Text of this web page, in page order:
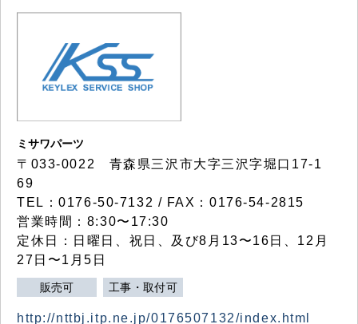
ミサワパーツ
〒033-0022 青森県三沢市大字三沢字堀口17-1
69
TEL：0176-50-7132 / FAX：0176-54-2815
営業時間：8:30〜17:30
定休日：日曜日、祝日、及び8月13〜16日、12月
27日〜1月5日
販売可 工事・取付可
http://nttbj.itp.ne.jp/0176507132/index.html